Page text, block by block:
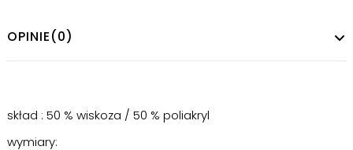
OPINIE(0)
skład : 50 % wiskoza / 50 % poliakryl
wymiary: